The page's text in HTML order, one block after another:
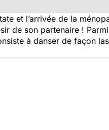
et l’arrivée de la
de son partenaire ! Parmi
à danser de façon